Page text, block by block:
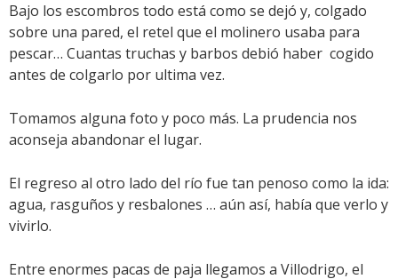
Bajo los escombros todo está como se dejó y, colgado
sobre una pared, el retel que el molinero usaba para
pescar… Cuantas truchas y barbos debió haber cogido
antes de colgarlo por ultima vez.
Tomamos alguna foto y poco más. La prudencia nos
aconseja abandonar el lugar.
El regreso al otro lado del río fue tan penoso como la ida:
agua, rasguños y resbalones … aún así, había que verlo y
vivirlo.
Entre enormes pacas de paja llegamos a Villodrigo, el